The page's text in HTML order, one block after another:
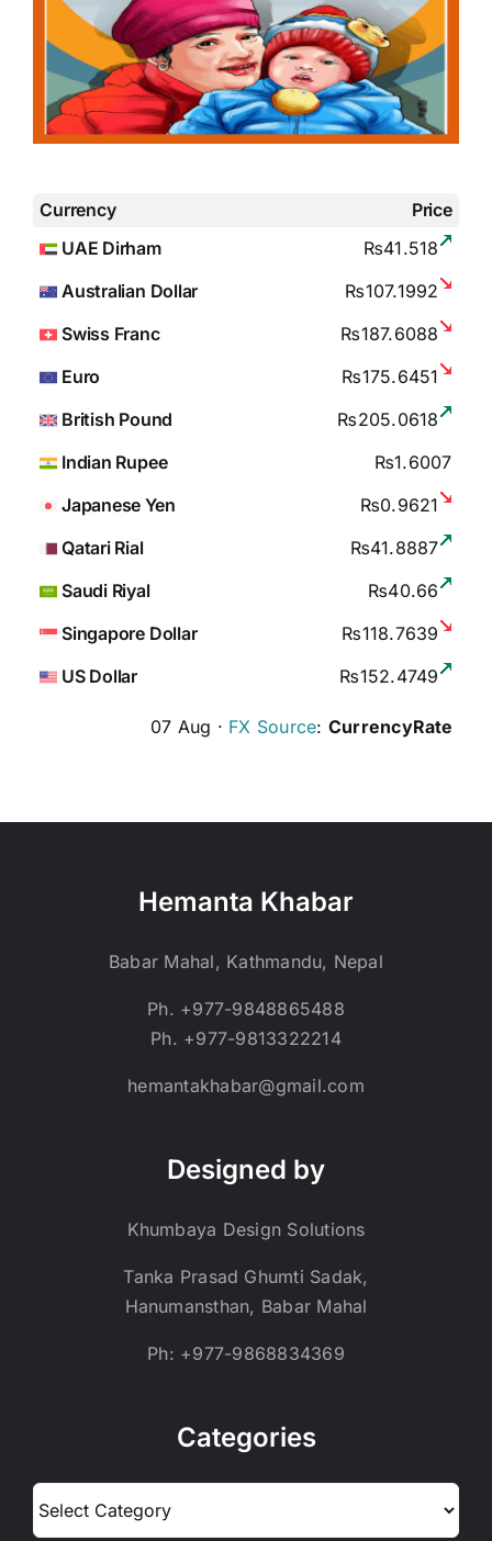
Currency
Price
UAE Dirham
₨41.518
Australian Dollar
₨107.1992
Swiss Franc
₨187.6088
Euro
₨175.6451
British Pound
₨205.0618
Indian Rupee
₨1.6007
Japanese Yen
₨0.9621
Qatari Rial
₨41.8887
Saudi Riyal
₨40.66
Singapore Dollar
₨118.7639
US Dollar
₨152.4749
07 Aug · FX Source: CurrencyRate
Hemanta Khabar
Babar Mahal, Kathmandu, Nepal
Ph. +977-9848865488
Ph. +977-9813322214
hemantakhabar@gmail.com
Designed by
Khumbaya Design Solutions
Tanka Prasad Ghumti Sadak,
Hanumansthan, Babar Mahal
Ph: +977-9868834369
Categories
Categories